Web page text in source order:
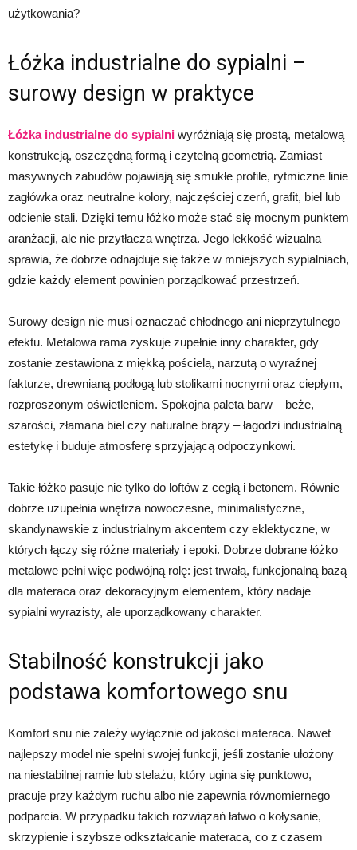
użytkowania?
Łóżka industrialne do sypialni –
surowy design w praktyce
Łóżka industrialne do sypialni wyróżniają się prostą, metalową
konstrukcją, oszczędną formą i czytelną geometrią. Zamiast
masywnych zabudów pojawiają się smukłe profile, rytmiczne linie
zagłówka oraz neutralne kolory, najczęściej czerń, grafit, biel lub
odcienie stali. Dzięki temu łóżko może stać się mocnym punktem
aranżacji, ale nie przytłacza wnętrza. Jego lekkość wizualna
sprawia, że dobrze odnajduje się także w mniejszych sypialniach,
gdzie każdy element powinien porządkować przestrzeń.
Surowy design nie musi oznaczać chłodnego ani nieprzytulnego
efektu. Metalowa rama zyskuje zupełnie inny charakter, gdy
zostanie zestawiona z miękką pościelą, narzutą o wyraźnej
fakturze, drewnianą podłogą lub stolikami nocnymi oraz ciepłym,
rozproszonym oświetleniem. Spokojna paleta barw – beże,
szarości, złamana biel czy naturalne brązy – łagodzi industrialną
estetykę i buduje atmosferę sprzyjającą odpoczynkowi.
Takie łóżko pasuje nie tylko do loftów z cegłą i betonem. Równie
dobrze uzupełnia wnętrza nowoczesne, minimalistyczne,
skandynawskie z industrialnym akcentem czy eklektyczne, w
których łączy się różne materiały i epoki. Dobrze dobrane łóżko
metalowe pełni więc podwójną rolę: jest trwałą, funkcjonalną bazą
dla materaca oraz dekoracyjnym elementem, który nadaje
sypialni wyrazisty, ale uporządkowany charakter.
Stabilność konstrukcji jako
podstawa komfortowego snu
Komfort snu nie zależy wyłącznie od jakości materaca. Nawet
najlepszy model nie spełni swojej funkcji, jeśli zostanie ułożony
na niestabilnej ramie lub stelażu, który ugina się punktowo,
pracuje przy każdym ruchu albo nie zapewnia równomiernego
podparcia. W przypadku takich rozwiązań łatwo o kołysanie,
skrzypienie i szybsze odkształcanie materaca, co z czasem